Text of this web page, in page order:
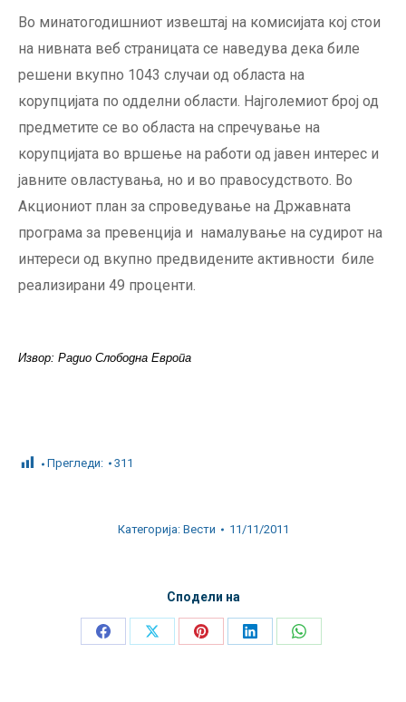
Во минатогодишниот извештај на комисијата кој стои
на нивната веб страницата се наведува дека биле
решени вкупно 1043 случаи од областа на
корупцијата по одделни области. Најголемиот број од
предметите се во областа на спречување на
корупцијата во вршење на работи од јавен интерес и
јавните овластувања, но и во правосудството. Во
Акциониот план за спроведување на Државната
програма за превенција и намалување на судирот на
интереси од вкупно предвидените активности биле
реализирани 49 проценти.
Извор: Радио Слободна Европа
Прегледи: 311
Категорија: Вести 11/11/2011
Сподели на
Share
Share
Share
Share
Share